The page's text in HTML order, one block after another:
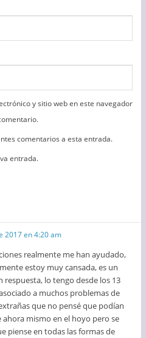
y sitio web en este navegador
comentarios a esta entrada.
entrada.
2017 en 4:20 am
realmente me han ayudado,
estoy muy cansada, es un
respuesta, lo tengo desde los 13
a muchos problemas de
que no pensé que podían
mismo en el hoyo pero se
piense en todas las formas de